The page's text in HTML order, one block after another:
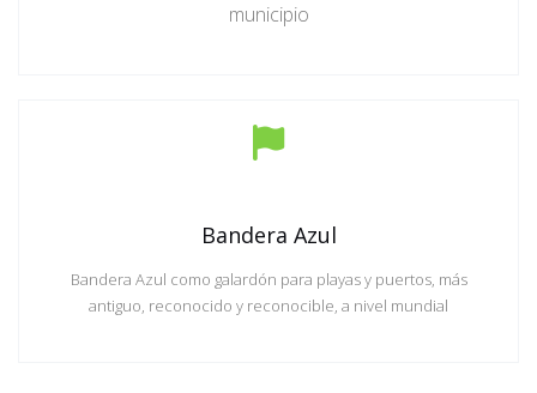
municipio
Bandera Azul
Bandera Azul como galardón para playas y puertos, más
antiguo, reconocido y reconocible, a nivel mundial